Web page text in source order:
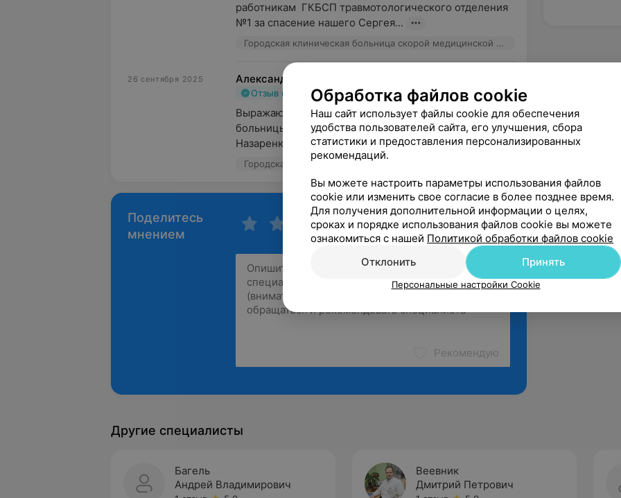
работникам  ГКБСП травмотологического отделения
№1 за спасение нашего Сергея...
Городская клиническая больница скорой медицинской помощи, ул. Лейтенанта Кижеватова, 58
26 сентября 2025 Александр
Отзыв подтвержден
Выражаю искреннюю благорадность персоналу
больницы за лечение, а особенно Денису Ивановичу
Назаренко из отделения травма...
Поделитесь
мнением
Рекомендую
Другие специалисты
Багель
Андрей Владимирович
Веевник
Дмитрий Петрович
Обработка файлов cookie
Наш сайт использует файлы cookie для обеспечения
удобства пользователей сайта, его улучшения, сбора
статистики и предоставления персонализированных
рекомендаций.
Вы можете настроить параметры использования файлов
cookie или изменить свое согласие в более позднее время.
Для получения дополнительной информации о целях,
сроках и порядке использования файлов cookie вы можете
ознакомиться с нашей Политикой обработки файлов cookie
Отклонить
Принять
Персональные настройки Cookie